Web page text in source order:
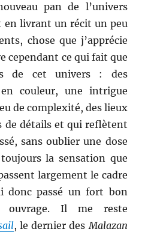
pan de l’univers
en livrant un récit un peu
chose que j’apprécie
cependant ce qui fait que
de cet univers : des
couleur, une intrigue
de complexité, des lieux
de détails et qui reflètent
sans oublier une dose
la sensation que
largement le cadre
donc passé un fort bon
ouvrage. Il me reste
, le dernier desMalazan